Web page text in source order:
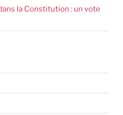
la Constitution : un vote